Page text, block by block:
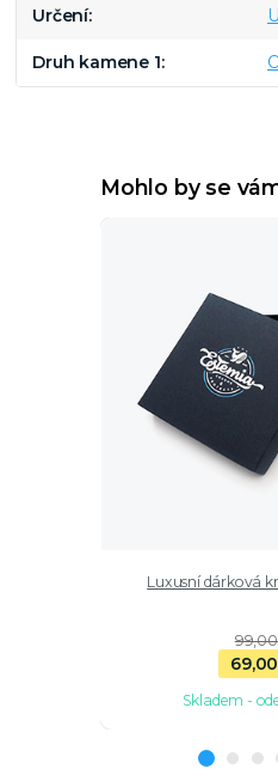
Určení
Druh kamene 1
Mohlo by se
Luxusní dárková
Skladem -